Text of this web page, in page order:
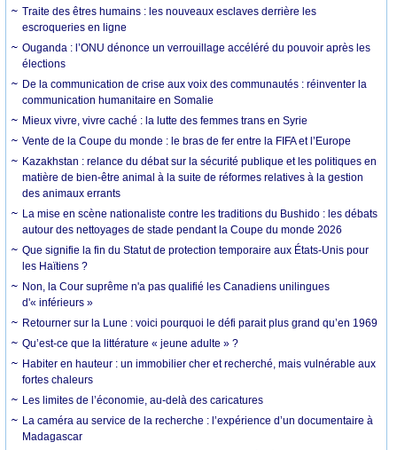
Traite des êtres humains : les nouveaux esclaves derrière les
escroqueries en ligne
Ouganda : l’ONU dénonce un verrouillage accéléré du pouvoir après les
élections
De la communication de crise aux voix des communautés : réinventer la
communication humanitaire en Somalie
Mieux vivre, vivre caché : la lutte des femmes trans en Syrie
Vente de la Coupe du monde : le bras de fer entre la FIFA et l’Europe
Kazakhstan : relance du débat sur la sécurité publique et les politiques en
matière de bien-être animal à la suite de réformes relatives à la gestion
des animaux errants
La mise en scène nationaliste contre les traditions du Bushido : les débats
autour des nettoyages de stade pendant la Coupe du monde 2026
Que signifie la fin du Statut de protection temporaire aux États-Unis pour
les Haïtiens ?
Non, la Cour suprême n'a pas qualifié les Canadiens unilingues
d'« inférieurs »
Retourner sur la Lune : voici pourquoi le défi parait plus grand qu’en 1969
Qu’est-ce que la littérature « jeune adulte » ?
Habiter en hauteur : un immobilier cher et recherché, mais vulnérable aux
fortes chaleurs
Les limites de l’économie, au-delà des caricatures
La caméra au service de la recherche : l’expérience d’un documentaire à
Madagascar